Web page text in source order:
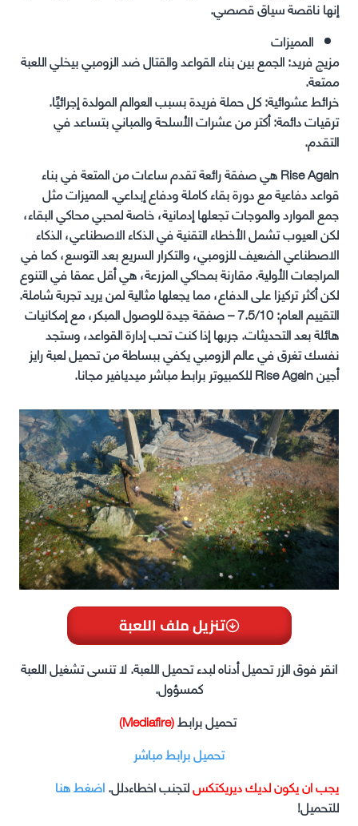
إنها ناقصة سياق قصصي.
المميزات
مزيج فريد: الجمع بين بناء القواعد والقتال ضد الزومبي بيخلي اللعبة
ممتعة.
خرائط عشوائية: كل حملة فريدة بسبب العوالم المولدة إجرائيًا.
ترقيات دائمة: أكتر من عشرات الأسلحة والمباني بتساعد في
التقدم.
Rise Again هي صفقة رائعة تقدم ساعات من المتعة في بناء
قواعد دفاعية مع دورة بقاء كاملة ودفاع إبداعي. المميزات مثل
جمع الموارد والموجات تجعلها إدمانية، خاصة لمحبي محاكي البقاء،
لكن العيوب تشمل الأخطاء التقنية في الذكاء الاصطناعي، الذكاء
الاصطناعي الضعيف للزومبي، والتكرار السريع بعد التوسع، كما في
المراجعات الأولية. مقارنة بمحاكي المزرعة، هي أقل عمقا في التنوع
لكن أكثر تركيزا على الدفاع، مما يجعلها مثالية لمن يريد تجربة شاملة.
التقييم العام: 7.5/10 – صفقة جيدة للوصول المبكر، مع إمكانيات
هائلة بعد التحديثات. جربها إذا كنت تحب إدارة القواعد، وستجد
نفسك تغرق في عالم الزومبي يكفي ببساطة من تحميل لعبة رايز
أجين Rise Again للكمبيوتر برابط مباشر ميديافير مجانا.
تنزيل ملف اللعبة
انقر فوق الزر تحميل أدناه لبدء تحميل اللعبة. لا تنسى تشغيل اللعبة
كمسؤول.
تحميل برابط(Mediafire)
تحميل برابط مباشر
يجب ان يكون لديك ديريكتكسلتجنب اخطاءدلل.اضغط هنا
للتحميل!